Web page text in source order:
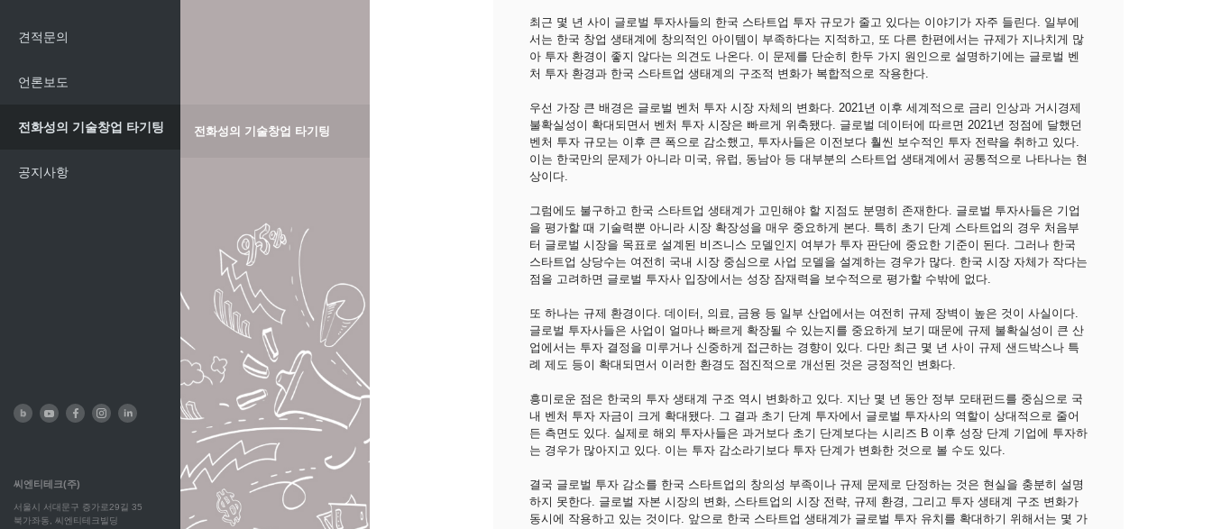
견적문의
언론보도
전화성의 기술창업 타기팅 전화성의 기술창업 타기팅
공지사항
최근 몇 년 사이 글로벌 투자사들의 한국 스타트업 투자 규모가 줄고 있다는 이야기가 자주 들린다. 일부에
서는 한국 창업 생태계에 창의적인 아이템이 부족하다는 지적하고, 또 다른 한편에서는 규제가 지나치게 많
아 투자 환경이 좋지 않다는 의견도 나온다. 이 문제를 단순히 한두 가지 원인으로 설명하기에는 글로벌 벤
처 투자 환경과 한국 스타트업 생태계의 구조적 변화가 복합적으로 작용한다.
우선 가장 큰 배경은 글로벌 벤처 투자 시장 자체의 변화다. 2021년 이후 세계적으로 금리 인상과 거시경제
불확실성이 확대되면서 벤처 투자 시장은 빠르게 위축됐다. 글로벌 데이터에 따르면 2021년 정점에 달했던
벤처 투자 규모는 이후 큰 폭으로 감소했고, 투자사들은 이전보다 훨씬 보수적인 투자 전략을 취하고 있다.
이는 한국만의 문제가 아니라 미국, 유럽, 동남아 등 대부분의 스타트업 생태계에서 공통적으로 나타나는 현
상이다.
그럼에도 불구하고 한국 스타트업 생태계가 고민해야 할 지점도 분명히 존재한다. 글로벌 투자사들은 기업
을 평가할 때 기술력뿐 아니라 시장 확장성을 매우 중요하게 본다. 특히 초기 단계 스타트업의 경우 처음부
터 글로벌 시장을 목표로 설계된 비즈니스 모델인지 여부가 투자 판단에 중요한 기준이 된다. 그러나 한국
스타트업 상당수는 여전히 국내 시장 중심으로 사업 모델을 설계하는 경우가 많다. 한국 시장 자체가 작다는
점을 고려하면 글로벌 투자사 입장에서는 성장 잠재력을 보수적으로 평가할 수밖에 없다.
또 하나는 규제 환경이다. 데이터, 의료, 금융 등 일부 산업에서는 여전히 규제 장벽이 높은 것이 사실이다.
글로벌 투자사들은 사업이 얼마나 빠르게 확장될 수 있는지를 중요하게 보기 때문에 규제 불확실성이 큰 산
업에서는 투자 결정을 미루거나 신중하게 접근하는 경향이 있다. 다만 최근 몇 년 사이 규제 샌드박스나 특
례 제도 등이 확대되면서 이러한 환경도 점진적으로 개선된 것은 긍정적인 변화다.
흥미로운 점은 한국의 투자 생태계 구조 역시 변화하고 있다. 지난 몇 년 동안 정부 모태펀드를 중심으로 국
내 벤처 투자 자금이 크게 확대됐다. 그 결과 초기 단계 투자에서 글로벌 투자사의 역할이 상대적으로 줄어
든 측면도 있다. 실제로 해외 투자사들은 과거보다 초기 단계보다는 시리즈 B 이후 성장 단계 기업에 투자하
는 경우가 많아지고 있다. 이는 투자 감소라기보다 투자 단계가 변화한 것으로 볼 수도 있다.
결국 글로벌 투자 감소를 한국 스타트업의 창의성 부족이나 규제 문제로 단정하는 것은 현실을 충분히 설명
하지 못한다. 글로벌 자본 시장의 변화, 스타트업의 시장 전략, 규제 환경, 그리고 투자 생태계 구조 변화가
동시에 작용하고 있는 것이다. 앞으로 한국 스타트업 생태계가 글로벌 투자 유치를 확대하기 위해서는 몇 가
씨엔티테크(주)
서울시 서대문구 증가로29길 35
북가좌동, 씨엔티테크빌딩